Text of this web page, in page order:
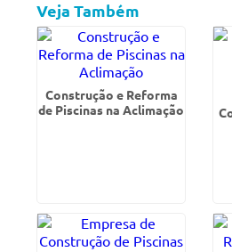
Veja Também
Construção e Reforma
de Piscinas na Aclimação